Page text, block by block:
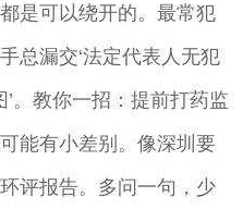
是可以绕开的。最常犯
总漏交‘法定代表人无犯
’。教你一招：提前打药监
能有小差别。像深圳要
评报告。多问一句，少